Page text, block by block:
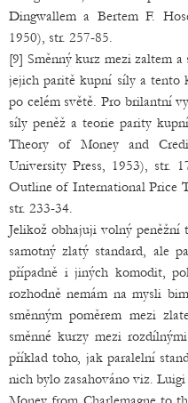
Dingwallem a Bertem F.
1950), str. 257-85.
[9] Směnný kurz mezi zaltem
jejich paritě kupní síly a tento
po celém světě. Pro brilantní
síly peněž a teorie parity
Theory of Money and
University Press, 1953), str.
Outline of International Price
str. 233-34.
Jelikož obhajuji volný
samotný zlatý standard, ale
případně i jiných komodit,
rozhodně nemám na mysli
směnným poměrem mezi
směnné kurzy mezi
příklad toho, jak paralelní
nich bylo zasahováno viz.